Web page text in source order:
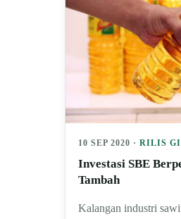
10 SEP 2020 · RILIS
Investasi SBE
Tambah
Kalangan industri